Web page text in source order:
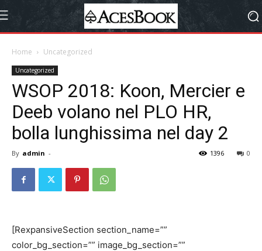
Home Uncategorized
Uncategorized
WSOP 2018: Koon, Mercier e
Deeb volano nel PLO HR,
bolla lunghissima nel day 2
By admin - 0
1396
[RexpansiveSection section_name=””
color_bg_section=”” image_bg_section=””